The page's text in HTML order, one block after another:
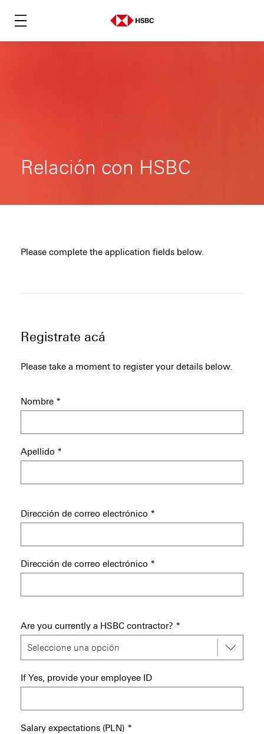
Relación con HSBC
Please complete the application fields below.
Registrate acá
Please take a moment to register your details below.
Nombre *
Apellido *
Dirección de correo electrónico *
Dirección de correo electrónico *
Are you currently a HSBC contractor? *
If Yes, provide your employee ID
Salary expectations (PLN) *